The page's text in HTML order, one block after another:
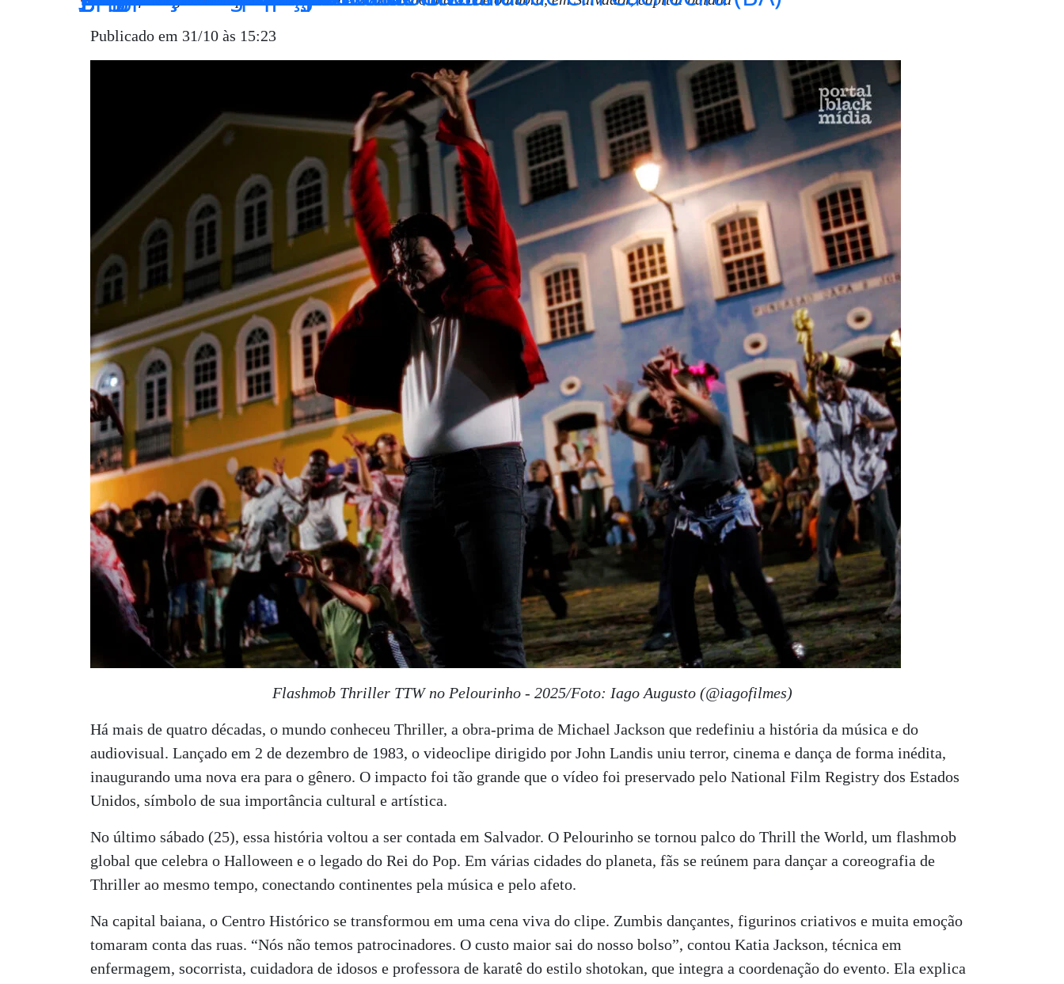
Publicado em 31/10 às 15:23
Flashmob Thriller TTW no Pelourinho - 2025/Foto: Iago Augusto (@iagofilmes)
Há mais de quatro décadas, o mundo conheceu Thriller, a obra-prima de Michael Jackson que redefiniu a história da música e do
audiovisual. Lançado em 2 de dezembro de 1983, o videoclipe dirigido por John Landis uniu terror, cinema e dança de forma inédita,
inaugurando uma nova era para o gênero. O impacto foi tão grande que o vídeo foi preservado pelo National Film Registry dos Estados
Unidos, símbolo de sua importância cultural e artística.
No último sábado (25), essa história voltou a ser contada em Salvador. O Pelourinho se tornou palco do Thrill the World, um flashmob
global que celebra o Halloween e o legado do Rei do Pop. Em várias cidades do planeta, fãs se reúnem para dançar a coreografia de
Thriller ao mesmo tempo, conectando continentes pela música e pelo afeto.
Na capital baiana, o Centro Histórico se transformou em uma cena viva do clipe. Zumbis dançantes, figurinos criativos e muita emoção
tomaram conta das ruas. “Nós não temos patrocinadores. O custo maior sai do nosso bolso”, contou Katia Jackson, técnica em
enfermagem, socorrista, cuidadora de idosos e professora de karatê do estilo shotokan, que integra a coordenação do evento. Ela explica